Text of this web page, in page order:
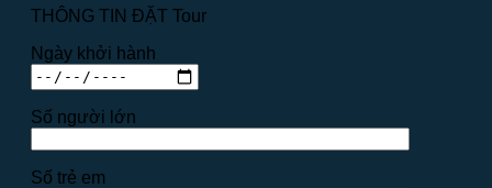
THÔNG TIN ĐẶT Tour
Ngày khởi hành
Số người lớn
Số trẻ em